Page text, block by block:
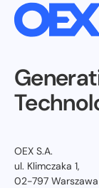
OEX S.A.
ul. Klimczaka 1,
02-797 Warszawa